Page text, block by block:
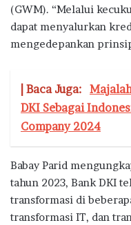
(GWM). “Melalui
dapat menyalurkan
mengedepankan
| Baca Juga:
DKI Sebagai
Company 2024
Babay Parid
tahun 2023, Bank DKI
transformasi di
transformasi IT, dan